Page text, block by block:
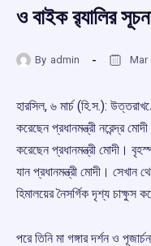
ও বাইক র‍্যালির
By admin Mar
হারসিল, ৬ মার্চ (হি.স.):
করেছেন প্রধানমন্ত্রী নরেন্দ্র
করেছেন প্রধানমন্ত্রী মোদী।
যান প্রধানমন্ত্রী মোদী। সেখান
হিমালয়ের নৈসর্গিক দৃশ্য চাক্ষুস
পরে তিনি মা গঙ্গার দর্শন ও